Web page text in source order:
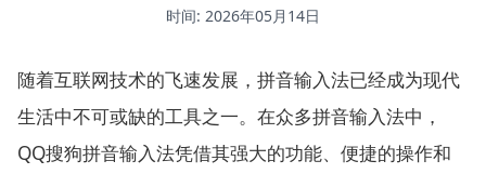
时间: 2026年05月14日
随着互联网技术的飞速发展，拼音输入法已经成为现代
生活中不可或缺的工具之一。在众多拼音输入法中，
QQ搜狗拼音输入法凭借其强大的功能、便捷的操作和